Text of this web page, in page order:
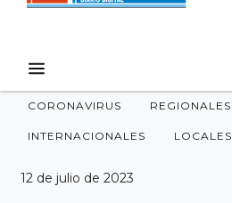
CORONAVIRUS REGIONALES
INTERNACIONALES LOCALES
12 de julio de 2023